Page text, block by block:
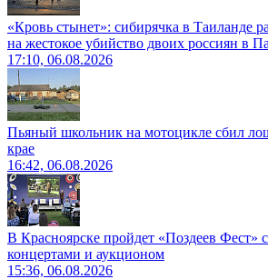
«Кровь стынет»: сибирячка в Таиланде
на жестокое убийство двоих россиян в
17:10, 06.08.2026
Пьяный школьник на мотоцикле сбил
крае
16:42, 06.08.2026
В Красноярске пройдет «Поздеев Фест»
концертами и аукционом
15:36, 06.08.2026